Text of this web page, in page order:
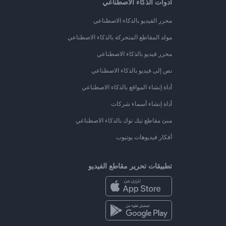
أدوات الذكاء الاصطناعي
محرر الفيديو بالذكاء الاصطناعي
مولد المقاطع المتحركة بالذكاء الاصطناعي
محرر فيديو بالذكاء الاصطناعي
نص إلى فيديو بالذكاء الاصطناعي
أداة إنشاء المواقع بالذكاء الاصطناعي
أداة إنشاء أسماء شركات
منئ مقاطع تيك توك بالذكاء الاصطناعي
أفكار فيديوهات يوتيوب
تطبيقات تحرير مقاطع الفيديو